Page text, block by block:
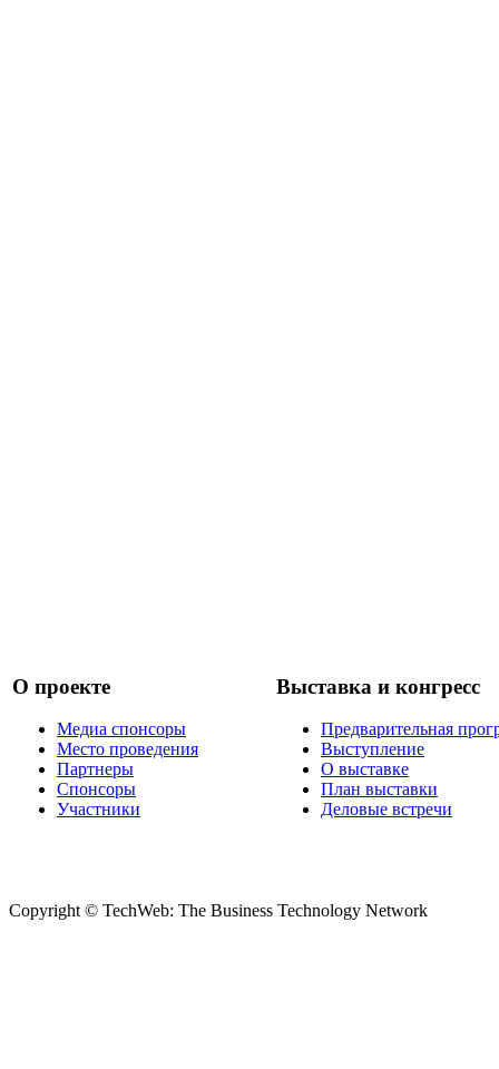
О проекте
Медиа спонсоры
Место проведения
Партнеры
Спонсоры
Участники
Выставка и конгресс
Предварительная
Выступление
О выставке
План выставки
Деловые встречи
Copyright © TechWeb: The Business Technology Network